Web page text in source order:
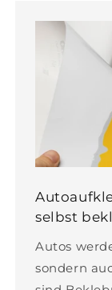
selbst
Autos
sondern